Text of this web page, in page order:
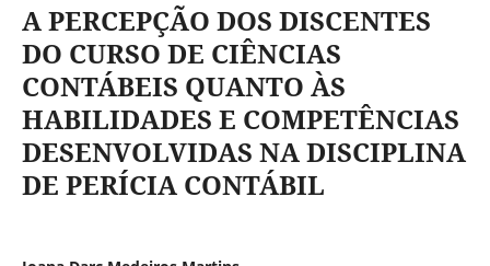
A PERCEPÇÃO DOS DISCENTES
DO CURSO DE CIÊNCIAS
CONTÁBEIS QUANTO ÀS
HABILIDADES E COMPETÊNCIAS
DESENVOLVIDAS NA DISCIPLINA
DE PERÍCIA CONTÁBIL